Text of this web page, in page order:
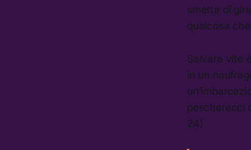
smetta di
qualcosa
Salvare vite
in un
pescherecci
24)